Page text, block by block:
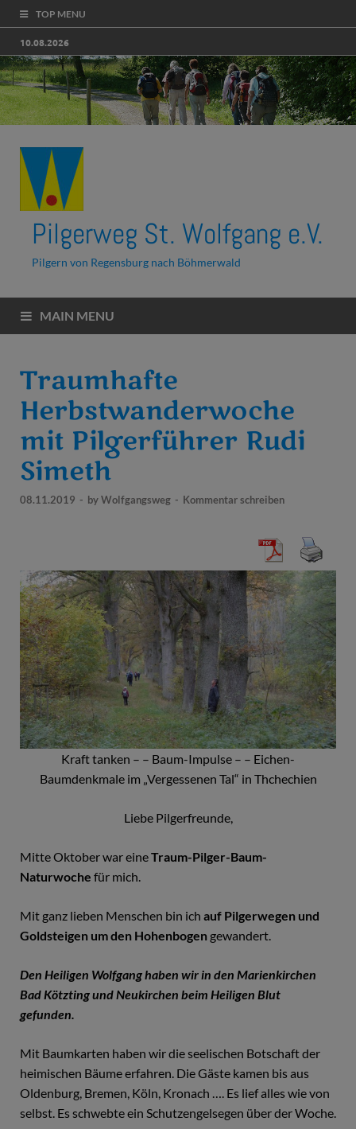
TOP MENU
10.08.2026
Pilgerweg St. Wolfgang e.V.
Pilgern von Regensburg nach Böhmerwald
MAIN MENU
Traumhafte
Herbstwanderwoche
mit Pilgerführer Rudi
Simeth
08.11.2019 - byWolfgangsweg - Kommentar schreiben
Kraft tanken – – Baum-Impulse – – Eichen-
Baumdenkmale im „Vergessenen Tal“ in Thchechien
Liebe Pilgerfreunde,
Mitte Oktober war eineTraum-Pilger-Baum-
Naturwoche für mich.
Mit ganz lieben Menschen bin ich auf Pilgerwegen und
Goldsteigen um den Hohenbogen gewandert.
Den Heiligen Wolfgang haben wir in den Marienkirchen
Bad Kötzting und Neukirchen beim Heiligen Blut
gefunden.
Mit Baumkarten haben wir die seelischen Botschaft der
heimischen Bäume erfahren. Die Gäste kamen bis aus
Oldenburg, Bremen, Köln, Kronach …. Es lief alles wie von
selbst. Es schwebte ein Schutzengelsegen über der Woche.